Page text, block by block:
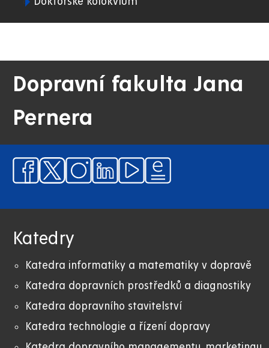
02.
Dopravní fakulta Jana
Pernera
Katedry
Katedra informatiky a matematiky v dopravě
Katedra dopravních prostředků a diagnostiky
Katedra dopravního stavitelství
Katedra technologie a řízení dopravy